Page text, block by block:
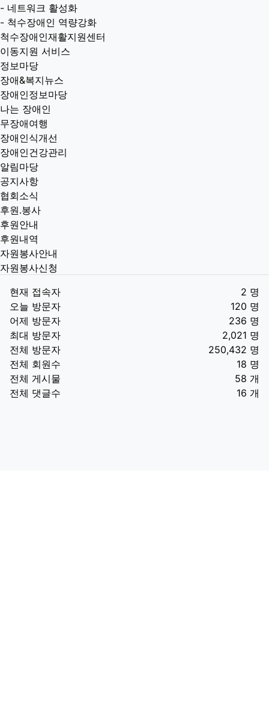
- 네트워크 활성화
- 척수장애인 역량강화
척수장애인재활지원센터
이동지원 서비스
정보마당
장애&복지뉴스
장애인정보마당
나는 장애인
무장애여행
장애인식개선
장애인건강관리
알림마당
공지사항
협회소식
후원.봉사
후원안내
후원내역
자원봉사안내
자원봉사신청
현재 접속자
2 명
오늘 방문자
120 명
어제 방문자
236 명
최대 방문자
2,021 명
전체 방문자
250,432 명
전체 회원수
18 명
전체 게시물
58 개
전체 댓글수
16 개